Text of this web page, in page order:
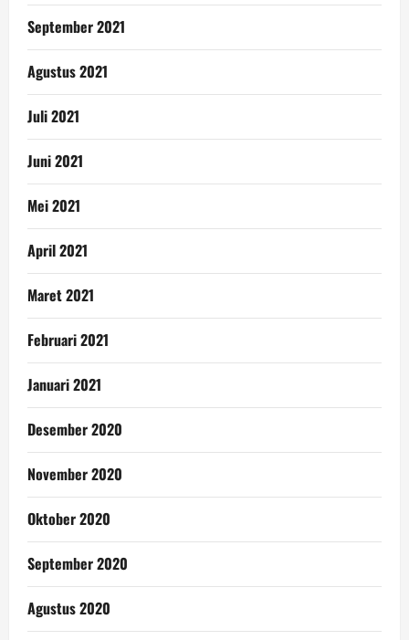
September 2021
Agustus 2021
Juli 2021
Juni 2021
Mei 2021
April 2021
Maret 2021
Februari 2021
Januari 2021
Desember 2020
November 2020
Oktober 2020
September 2020
Agustus 2020